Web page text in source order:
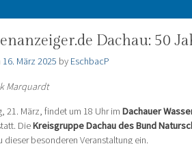
Dachau: 50
16. März 2025 by EschbacP
Marquardt
21. März, findet um 18 Uhr im Dachauer
DieKreisgruppe Dachau des Bund
dieser besonderen Veranstaltung ein.